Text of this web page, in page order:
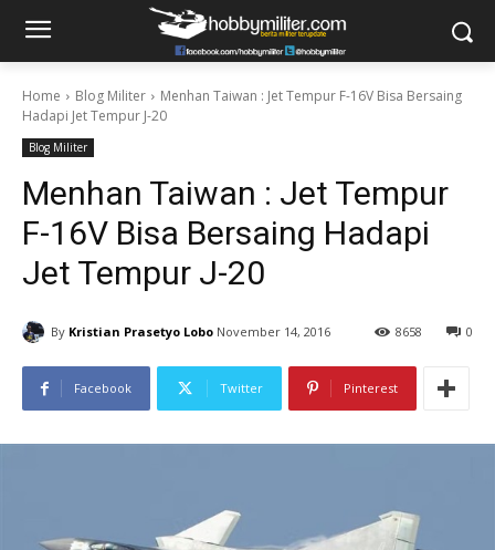
Home Blog Militer
Menhan Taiwan : Jet Tempur F-16V Bisa Bersaing
Hadapi Jet Tempur J-20
Blog Militer
Menhan Taiwan : Jet Tempur
F-16V Bisa Bersaing Hadapi
Jet Tempur J-20
By Kristian Prasetyo Lobo November 14, 2016 0
8658
Facebook Twitter Pinterest